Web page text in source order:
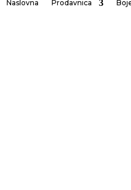
Naslovna Prodavnica